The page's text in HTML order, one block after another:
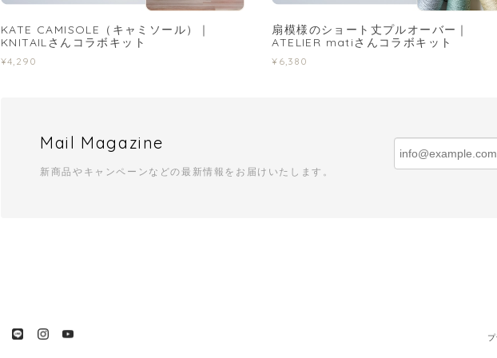
KATE CAMISOLE（キャミソール）｜
KNITAILさんコラボキット
¥4,290
扇模様のショート丈プルオーバー｜
ATELIER matiさんコラボキット
¥6,380
Mail Magazine
新商品やキャンペーンなどの最新情報をお届けいたします。